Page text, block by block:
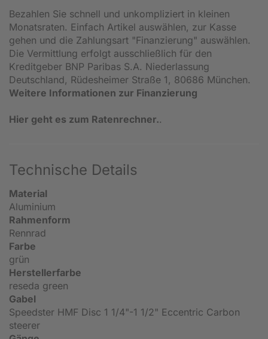
Bezahlen Sie schnell und unkompliziert in kleinen
Monatsraten. Einfach Artikel auswählen, zur Kasse
gehen und die Zahlungsart "Finanzierung" auswählen.
Die Vermittlung erfolgt ausschließlich für den
Kreditgeber BNP Paribas S.A. Niederlassung
Deutschland, Rüdesheimer Straße 1, 80686 München.
Weitere Informationen zur Finanzierung
Hier geht es zum Ratenrechner..
Technische Details
Material
Aluminium
Rahmenform
Rennrad
Farbe
grün
Herstellerfarbe
reseda green
Gabel
Speedster HMF Disc 1 1/4"-1 1/2" Eccentric Carbon
steerer